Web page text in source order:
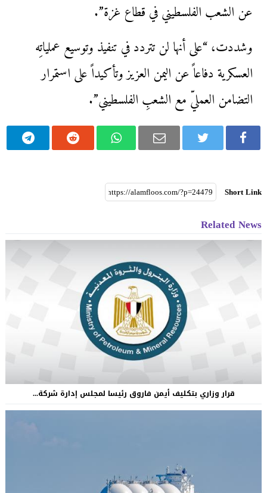
عن الشعب الفلسطيني في قطاع غزة”.
وشددت، “على أنها لن تتردد في تنفيذ وتوسيع عملياتِه
العسكرية دفاعاً عن اليمن العزيز وتأكيداً على استمرار
التضامن العمليّ مع الشعبِ الفلسطيني”.
Short Link
Related News
قرار وزاري بتكليف أيمن فاروق رئيسا لمجلس إدارة شركة...